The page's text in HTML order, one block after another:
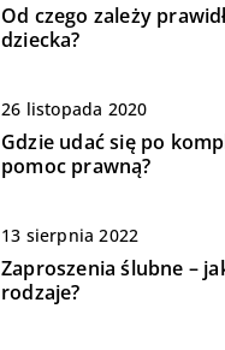
Od czego zależy
dziecka?
26 listopada 2020
Gdzie udać się po
pomoc prawną?
13 sierpnia 2022
Zaproszenia ślubne –
rodzaje?